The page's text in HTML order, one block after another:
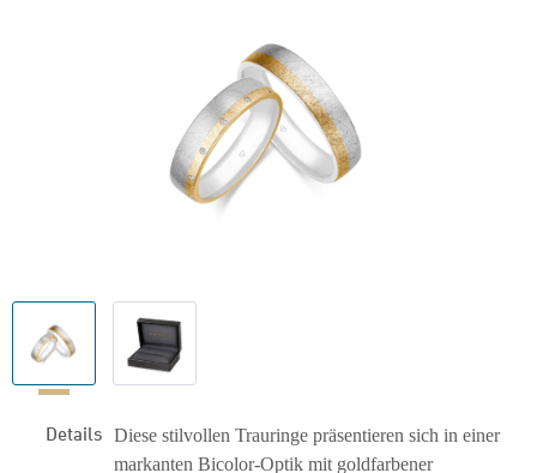
Details Diese stilvollen Trauringe präsentieren sich in einer
markanten Bicolor-Optik mit goldfarbener